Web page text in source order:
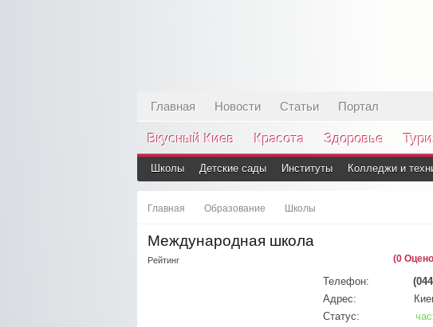
Главная Новости Статьи Портал
Вкусный Киев Красота Здоровье
Школы Детские сады Институты Колледжи и
Главная Образование Школы
Международная школа
Рейтинг (0
Телефон:
Адрес:
Статус: